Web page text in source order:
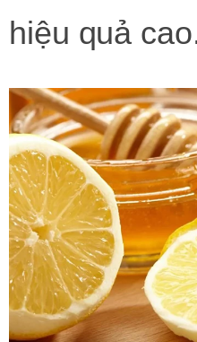
hiệu quả